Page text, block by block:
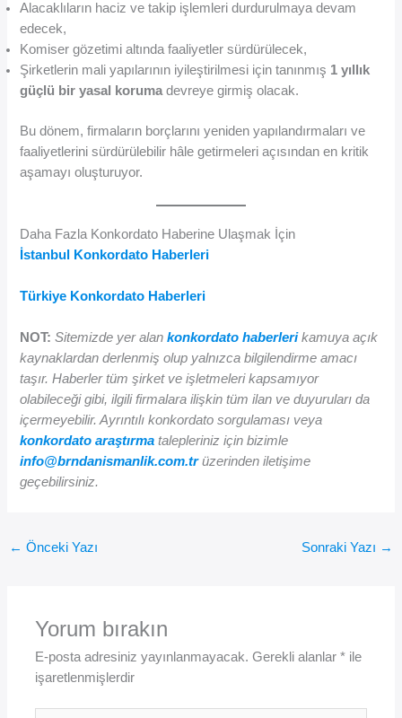
Alacaklıların haciz ve takip işlemleri durdurulmaya devam
edecek,
Komiser gözetimi altında faaliyetler sürdürülecek,
Şirketlerin mali yapılarının iyileştirilmesi için tanınmış 1 yıllık
güçlü bir yasal korumadevreye girmiş olacak.
Bu dönem, firmaların borçlarını yeniden yapılandırmaları ve
faaliyetlerini sürdürülebilir hâle getirmeleri açısından en kritik
aşamayı oluşturuyor.
Daha Fazla Konkordato Haberine Ulaşmak İçin
İstanbul Konkordato Haberleri
Türkiye Konkordato Haberleri
NOT: Sitemizde yer alankonkordato haberlerikamuya açık
kaynaklardan derlenmiş olup yalnızca bilgilendirme amacı
taşır. Haberler tüm şirket ve işletmeleri kapsamıyor
olabileceği gibi, ilgili firmalara ilişkin tüm ilan ve duyuruları da
içermeyebilir. Ayrıntılı konkordato sorgulaması veya
konkordato araştırma talepleriniz için bizimle
info@brndanismanlik.com.trüzerinden iletişime
geçebilirsiniz.
← Önceki Yazı Sonraki Yazı →
Yorum bırakın
E-posta adresiniz yayınlanmayacak. Gerekli alanlar* ile
işaretlenmişlerdir